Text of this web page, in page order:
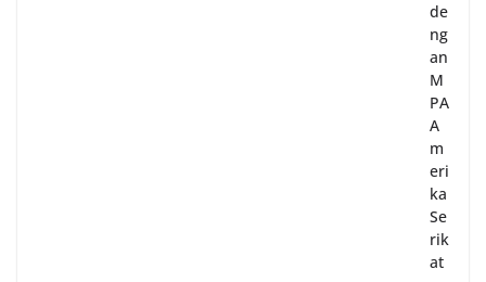
de
ng
an
M
PA
A
m
eri
ka
Se
rik
at